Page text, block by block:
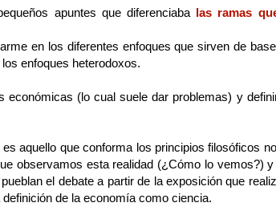
apuntes que diferenciaba las ramas
en los diferentes enfoques que sirven de
enfoques heterodoxos.
económicas (lo cual suele dar problemas) y
aquello que conforma los principios filosóficos
observamos esta realidad (¿Cómo lo vemos?)
el debate a partir de la exposición que
de la economía como ciencia.